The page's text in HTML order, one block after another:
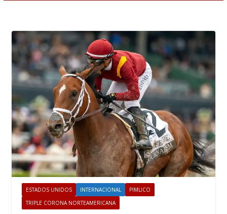
ESTADOS UNIDOS INTERNACIONAL
PIMLICO
TRIPLE CORONA NORTEAMERICANA